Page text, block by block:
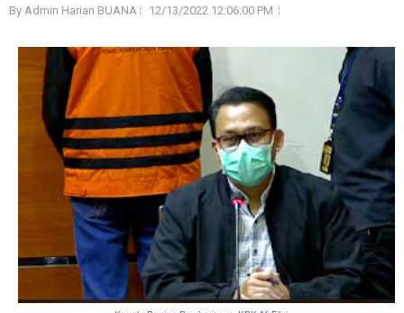
By Admin Harian BUANA 12/13/2022 12:06:00 PM